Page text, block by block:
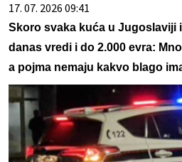
17. 07. 2026 09:41
Skoro svaka kuća u Jugoslaviji
danas vredi i do 2.000 evra:
a pojma nemaju kakvo blago